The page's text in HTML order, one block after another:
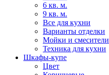
6 кв. м.
9 кв. м.
Все для кухни
Варианты отделки
Мойки и смесители
Техника для кухни
Шкафы-купе
Цвет